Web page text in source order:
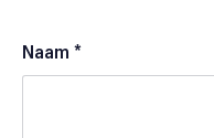
Naam *